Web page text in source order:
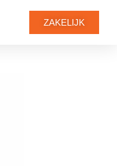
ZAKELIJK